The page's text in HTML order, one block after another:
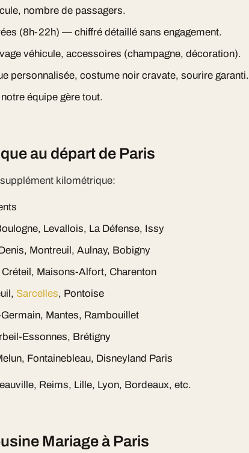
nombre de passagers.
(8h-22h) — chiffré détaillé sans engagement.
véhicule, accessoires (champagne, décoration).
personnalisée, costume noir cravate, sourire garanti.
équipe gère tout.
au départ de Paris
kilométrique:
Levallois, La Défense, Issy
Montreuil, Aulnay, Bobigny
Maisons-Alfort, Charenton
Sarcelles, Pontoise
Mantes, Rambouillet
Essonnes, Brétigny
Fontainebleau, Disneyland Paris
Reims, Lille, Lyon, Bordeaux, etc.
Mariage à Paris